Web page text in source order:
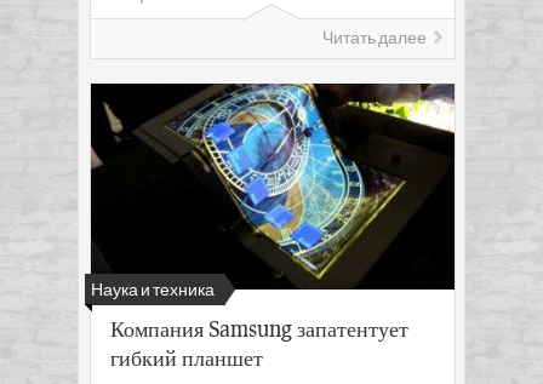
Читать далее
Наука и техника
Компания Samsung запатентует
гибкий планшет